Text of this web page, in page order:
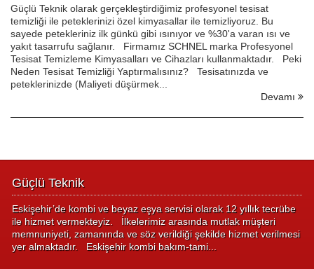
Güçlü Teknik olarak gerçekleştirdiğimiz profesyonel tesisat
temizliği ile peteklerinizi özel kimyasallar ile temizliyoruz. Bu
sayede petekleriniz ilk günkü gibi ısınıyor ve %30'a varan ısı ve
yakıt tasarrufu sağlanır. Firmamız SCHNEL marka Profesyonel
Tesisat Temizleme Kimyasalları ve Cihazları kullanmaktadır. Peki
Neden Tesisat Temizliği Yaptırmalısınız? Tesisatınızda ve
peteklerinizde (Maliyeti düşürmek...
Devamı
Güçlü Teknik
Eskişehir’de kombi ve beyaz eşya servisi olarak 12 yıllık tecrübe
ile hizmet vermekteyiz. İlkelerimiz arasında mutlak müşteri
memnuniyeti, zamanında ve söz verildiği şekilde hizmet verilmesi
yer almaktadır. Eskişehir kombi bakım-tami...